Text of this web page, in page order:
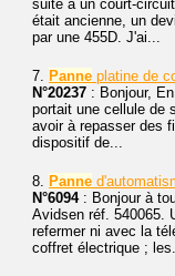
suite à un court-
était ancienne, un
par une 455D. J'ai...
7. Panne platine de
N°20237 : Bonjour,
portait une cellule de
avoir à repasser des
dispositif de...
8. Panne
N°6094: Bonjour à
Avidsen réf. 540065.
refermer ni avec la
coffret électrique ;